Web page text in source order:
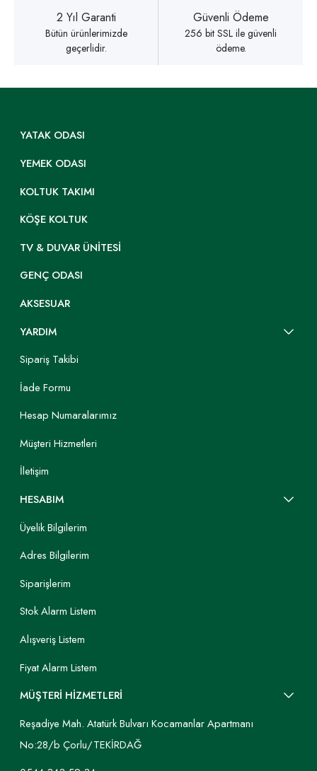
2 Yıl Garanti
Bütün ürünlerimizde
geçerlidir.
Güvenli Ödeme
256 bit SSL ile güvenli
ödeme.
YATAK ODASI
YEMEK ODASI
KOLTUK TAKIMI
KÖŞE KOLTUK
TV & DUVAR ÜNITESI
GENÇ ODASI
AKSESUAR
YARDIM
Sipariş Takibi
İade Formu
Hesap Numaralarımız
Müşteri Hizmetleri
İletişim
HESABIM
Üyelik Bilgilerim
Adres Bilgilerim
Siparişlerim
Stok Alarm Listem
Alışveriş Listem
Fiyat Alarm Listem
MÜŞTERİ HİZMETLERİ
Reşadiye Mah. Atatürk Bulvarı Kocamanlar Apartmanı
No:28/b Çorlu/TEKİRDAĞ